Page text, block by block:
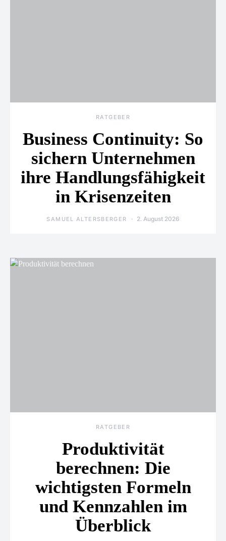
RATGEBER
Business Continuity: So
sichern Unternehmen
ihre Handlungsfähigkeit
in Krisenzeiten
SAMUEL ALTERSBERGER 2. August 2026
RATGEBER
Produktivität
berechnen: Die
wichtigsten Formeln
und Kennzahlen im
Überblick